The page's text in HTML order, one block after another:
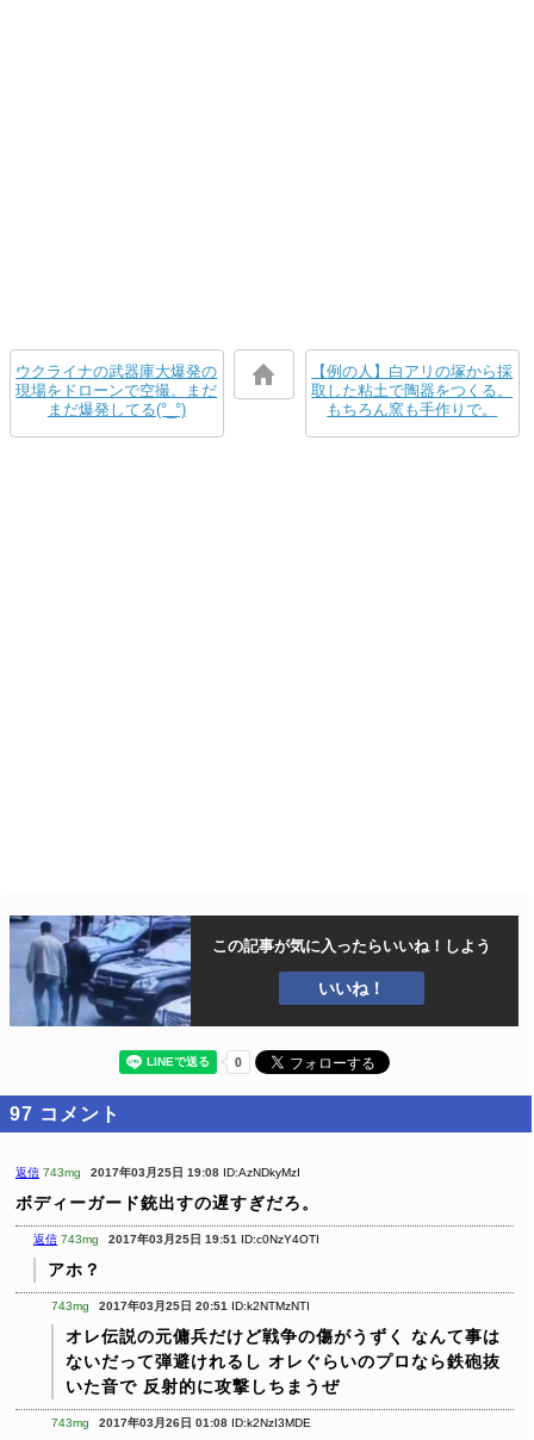
ウクライナの武器庫大爆発の
現場をドローンで空撮。まだ
まだ爆発してる(°_°)
【例の人】白アリの塚から採
取した粘土で陶器をつくる。
もちろん窯も手作りで。
この記事が気に入ったらいいね！しよう
いいね！
97 コメント
返信 743mg 2017年03月25日 19:08 ID:AzNDkyMzI
ボディーガード銃出すの遅すぎだろ。
返信 743mg 2017年03月25日 19:51 ID:c0NzY4OTI
アホ？
743mg 2017年03月25日 20:51 ID:k2NTMzNTI
オレ伝説の元傭兵だけど戦争の傷がうずく
なんて事は
ないだって弾避けれるし オレぐらいのプロなら鉄砲抜
いた音で 反射的に攻撃しちまうぜ
743mg 2017年03月26日 01:08 ID:k2NzI3MDE